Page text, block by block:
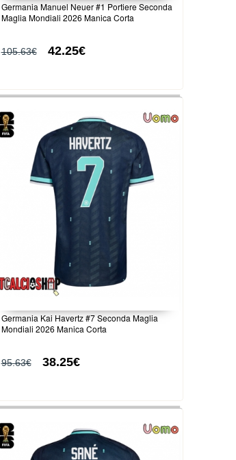
Germania Manuel Neuer #1 Portiere Seconda
Maglia Mondiali 2026 Manica Corta
105.63€ 42.25€
Germania Kai Havertz #7 Seconda Maglia
Mondiali 2026 Manica Corta
95.63€ 38.25€